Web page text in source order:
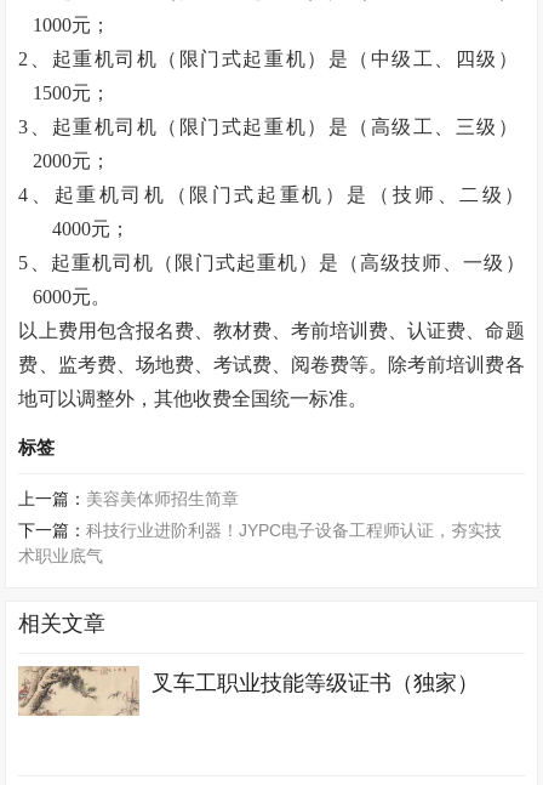
1000元；
2、起重机司机（限门式起重机）是（中级工、四级）
1500元；
3、起重机司机（限门式起重机）是（高级工、三级）
2000元；
4、起重机司机（限门式起重机）是（技师、二级）
4000元；
5、起重机司机（限门式起重机）是（高级技师、一级）
6000元。
以上费用包含报名费、教材费、考前培训费、认证费、命题
费、监考费、场地费、考试费、阅卷费等。除考前培训费各
地可以调整外，其他收费全国统一标准。
标签
上一篇： 美容美体师招生简章
下一篇：科技行业进阶利器！JYPC电子设备工程师认证，夯实技
术职业底气
相关文章
叉车工职业技能等级证书（独家）